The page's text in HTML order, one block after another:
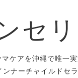
セ
ケアを沖縄で唯一
ナーチャイルドセ